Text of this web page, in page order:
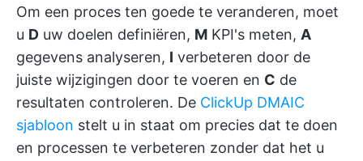
Om een proces ten goede te veranderen, moet
u D uw doelen definiëren, M KPI's meten, A
gegevens analyseren, I verbeteren door de
juiste wijzigingen door te voeren en C de
resultaten controleren. De ClickUp DMAIC
sjabloon stelt u in staat om precies dat te doen
en processen te verbeteren zonder dat het u